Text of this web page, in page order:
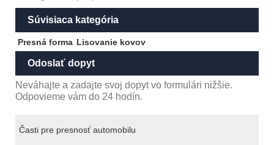
Súvisiaca kategória
Presná forma Lisovanie kovov
Odoslať dopyt
Neváhajte a zadajte svoj dopyt vo formulári nižšie.
Odpovieme vám do 24 hodín.